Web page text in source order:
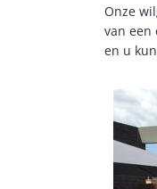
Onze
van een
en u